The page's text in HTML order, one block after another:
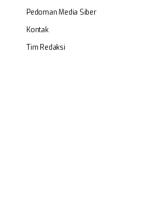
Pedoman Media Siber
Kontak
Tim Redaksi